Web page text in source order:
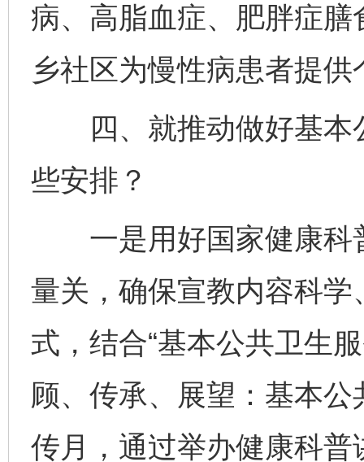
病、高脂血症、肥胖症
乡社区为慢性病患者提
四、就推动做好基本
些安排？
一是用好国家健康科
量关，确保宣教内容科
式，结合“基本公共卫生
顾、传承、展望：基本公
传月，通过举办健康科